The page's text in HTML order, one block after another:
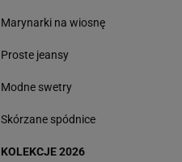
Marynarki na wiosnę
Proste jeansy
Modne swetry
Skórzane spódnice
KOLEKCJE 2026